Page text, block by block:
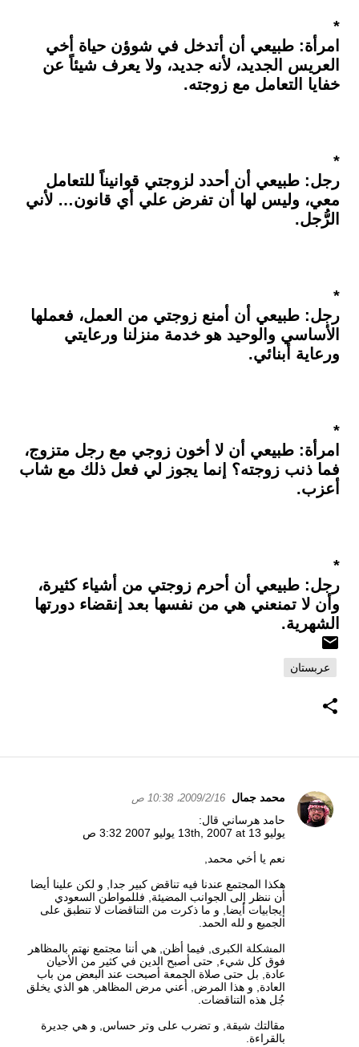
*
امرأة: طبيعي أن أتدخل في شوؤن حياة أخي
العريس الجديد، لأنه جديد، ولا يعرف شيئاً عن
خفايا التعامل مع زوجته.
*
رجل: طبيعي أن أحدد لزوجتي قوانيناً للتعامل
معي، وليس لها أن تفرض علي أي قانون… لأني
الرُّجل.
*
رجل: طبيعي أن أمنع زوجتي من العمل، فعملها
الأساسي والوحيد هو خدمة منزلنا ورعايتي
ورعاية أبنائي.
*
امرأة: طبيعي أن لا أخون زوجي مع رجل متزوج،
فما ذنب زوجته؟ إنما يجوز لي فعل ذلك مع شاب
أعزب.
*
رجل: طبيعي أن أحرم زوجتي من أشياء كثيرة،
وأن لا تمنعني هي من نفسها بعد إنقضاء دورتها
الشهرية.
عربستان
ت
ع
محمد جمال 16‏/2‏/2009، 10:38 ص
حامد هرساني قال:
يوليو 13th, 2007 at 13 يوليو 2007 3:32 ص
نعم يا أخي محمد,
هكذا المجتمع عندنا فيه تناقض كبير جدا, و لكن علينا أيضا
أن ننظر إلى الجوانب المضيئة, فللمواطن السعودي
إيجابيات أيضا, و ما ذكرت من التناقضات لا تنطبق على
الجميع و لله الحمد.
المشكلة الكبرى, فيما أظن, هي أننا مجتمع نهتم بالمظاهر
فوق كل شيء, حتى أصبح الدين في كثير من الأحيان
عادة, بل حتى صلاة الجمعة أصبحت عند البعض من باب
العادة, و هذا المرض, أعني مرض المظاهر, هو الذي يخلق
جُل هذه التناقضات.
مقالتك شيقة, و تضرب على وتر حساس, و هي جديرة
بالقراءة.